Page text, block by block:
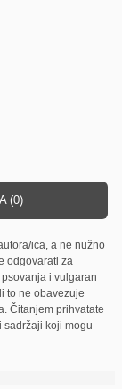
(0)
ica, a ne nužno
odgovarati za
i vulgaran
to ne obavezuje
Čitanjem prihvatate
sadržaji koji mogu